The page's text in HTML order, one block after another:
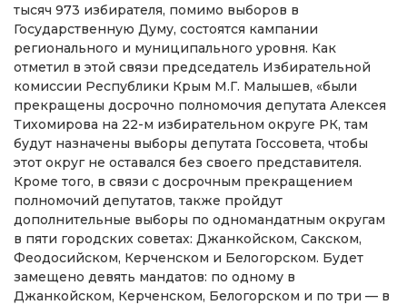
тысяч 973 избирателя, помимо выборов в
Государственную Думу, состоятся кампании
регионального и муниципального уровня. Как
отметил в этой связи председатель Избирательной
комиссии Республики Крым М.Г. Малышев, «были
прекращены досрочно полномочия депутата Алексея
Тихомирова на 22-м избирательном округе РК, там
будут назначены выборы депутата Госсовета, чтобы
этот округ не оставался без своего представителя.
Кроме того, в связи с досрочным прекращением
полномочий депутатов, также пройдут
дополнительные выборы по одномандатным округам
в пяти городских советах: Джанкойском, Сакском,
Феодосийском, Керченском и Белогорском. Будет
замещено девять мандатов: по одному в
Джанкойском, Керченском, Белогорском и по три — в